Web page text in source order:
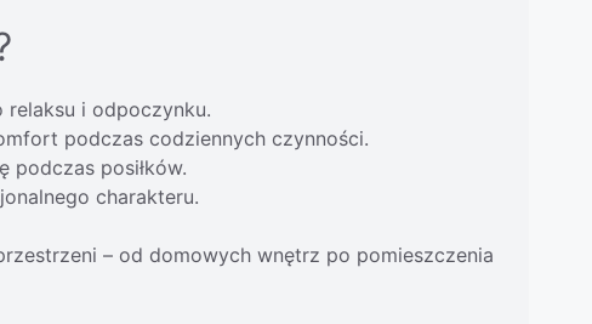
i odpoczynku.
podczas codziennych czynności.
podczas posiłków.
charakteru.
– od domowych wnętrz po pomieszczenia